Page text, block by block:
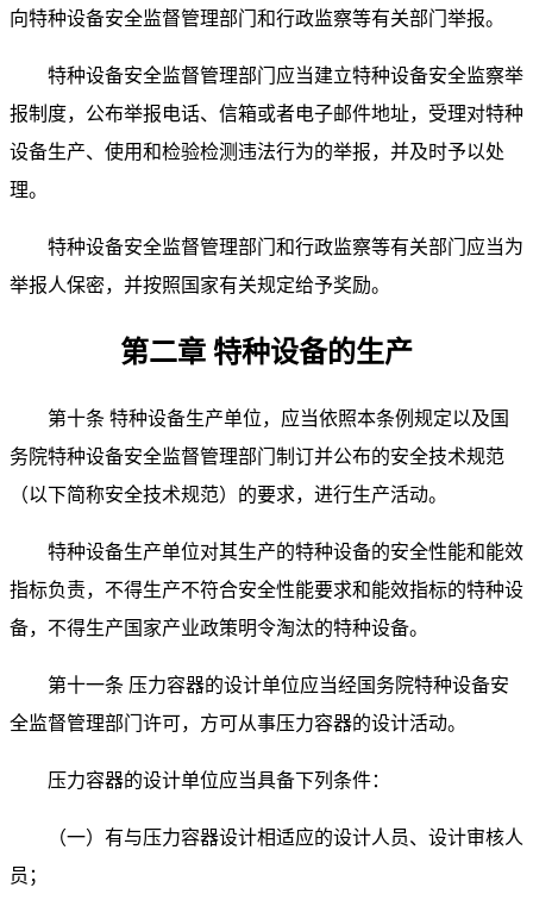
向特种设备安全监督管理部门和行政监察等有关部门举报。
特种设备安全监督管理部门应当建立特种设备安全监察举
报制度，公布举报电话、信箱或者电子邮件地址，受理对特种
设备生产、使用和检验检测违法行为的举报，并及时予以处
理。
特种设备安全监督管理部门和行政监察等有关部门应当为
举报人保密，并按照国家有关规定给予奖励。
第二章 特种设备的生产
第十条 特种设备生产单位，应当依照本条例规定以及国
务院特种设备安全监督管理部门制订并公布的安全技术规范
（以下简称安全技术规范）的要求，进行生产活动。
特种设备生产单位对其生产的特种设备的安全性能和能效
指标负责，不得生产不符合安全性能要求和能效指标的特种设
备，不得生产国家产业政策明令淘汰的特种设备。
第十一条 压力容器的设计单位应当经国务院特种设备安
全监督管理部门许可，方可从事压力容器的设计活动。
压力容器的设计单位应当具备下列条件：
（一）有与压力容器设计相适应的设计人员、设计审核人
员；